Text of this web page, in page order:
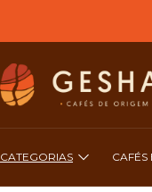
CATEGORIAS CAFÉS